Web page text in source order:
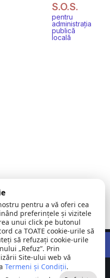
S.O.S.
pentru
administrația
publică
locală
|
©
2026
Toate
drepturile
Relații Publice SRL
pentru a vă oferi cea
preferințele și vizitele
unui click pe butonul
ca TOATE cookie-urile să
să refuzați cookie-urile
„Refuz”. Prin
Site-ului web vă
Termeni și Condiții.